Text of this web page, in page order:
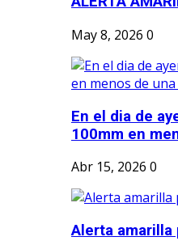
May 8, 2026 0
En el dia de
100mm en
Abr 15, 2026 0
Alerta